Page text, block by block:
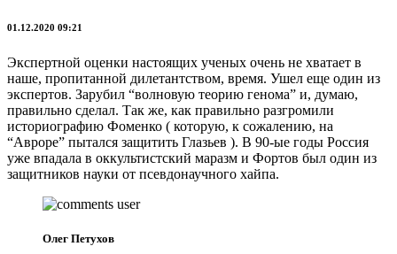
01.12.2020 09:21
Экспертной оценки настоящих ученых очень не хватает в
наше, пропитанной дилетантством, время. Ушел еще один из
экспертов. Зарубил “волновую теорию генома” и, думаю,
правильно сделал. Так же, как правильно разгромили
историографию Фоменко ( которую, к сожалению, на
“Авроре” пытался защитить Глазьев ). В 90-ые годы Россия
уже впадала в оккультистский маразм и Фортов был один из
защитников науки от псевдонаучного хайпа.
Олег Петухов